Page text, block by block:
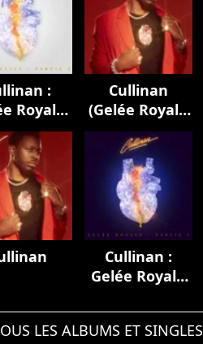
:
Royale
2)
Cullinan
(Gelée Royale
1 & 2)
Cullinan :
Gelée Royale
LES ALBUMS ET SINGLES